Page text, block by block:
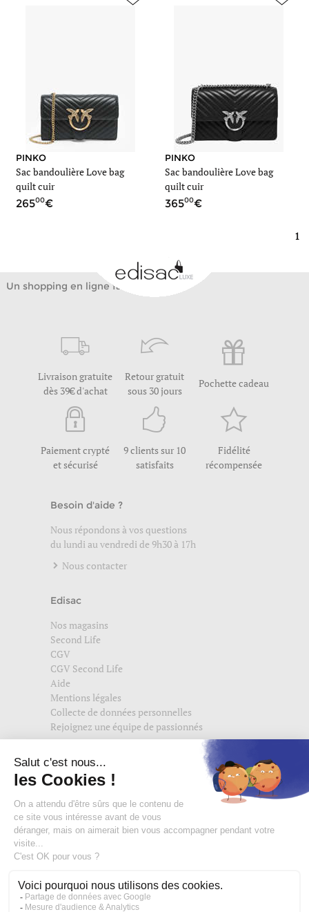
PINKO
Sac bandoulière Love bag
quilt cuir
26500
PINKO
Sac bandoulière Love bag
quilt cuir
36500
1
Un shopping en ligne facile
Livraison gratuite
dès 39€ d'achat
Retour gratuit
sous 30 jours
Pochette cadeau
Paiement crypté
et sécurisé
9 clients sur 10
satisfaits
Fidélité
récompensée
Besoin d'aide ?
Nous répondons à vos questions
du lundi au vendredi de 9h30 à 17h
Nous contacter
Edisac
Nos magasins
Second Life
CGV
CGV Second Life
Aide
Mentions légales
Collecte de données personnelles
Rejoignez une équipe de passionnés
edisac.com
edisac.nl.
Rejoignez la communauté edisac :
Des modeuses comblées